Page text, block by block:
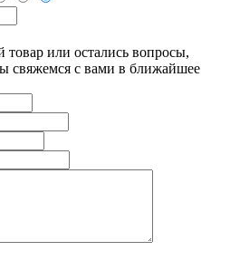
или остались вопросы,
свяжемся с вами в ближайшее